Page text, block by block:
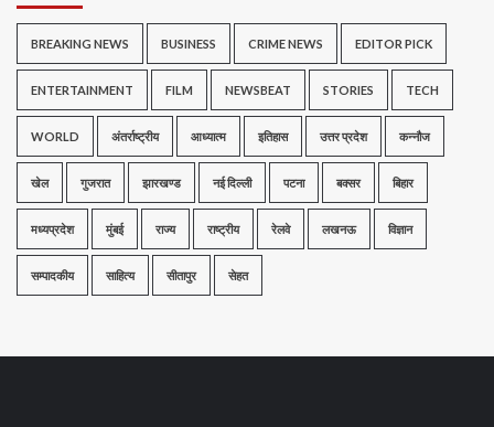
BREAKING NEWS BUSINESS CRIME NEWS EDITOR PICK
ENTERTAINMENT FILM NEWSBEAT STORIES TECH
WORLD अंतर्राष्ट्रीय आध्यात्म इतिहास उत्तर प्रदेश कन्नौज
खेल गुजरात झारखण्ड नई दिल्ली पटना बक्सर बिहार
मध्यप्रदेश मुंबई राज्य राष्ट्रीय रेलवे लखनऊ विज्ञान
सम्पादकीय साहित्य सीतापुर सेहत